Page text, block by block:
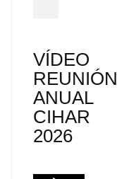
VÍDEO
ANUAL
CIHAR
2026